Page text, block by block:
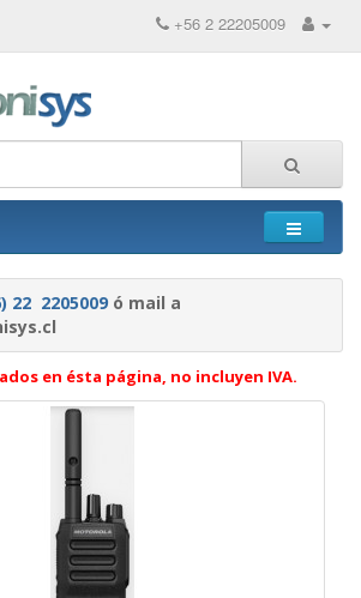
+56 2 22205009
22 2205009 ó mail a
en ésta página, no incluyen IVA.